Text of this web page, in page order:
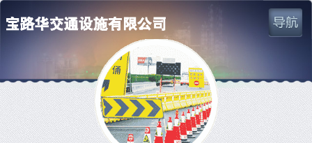
网站首页
公司简介
战略伙伴